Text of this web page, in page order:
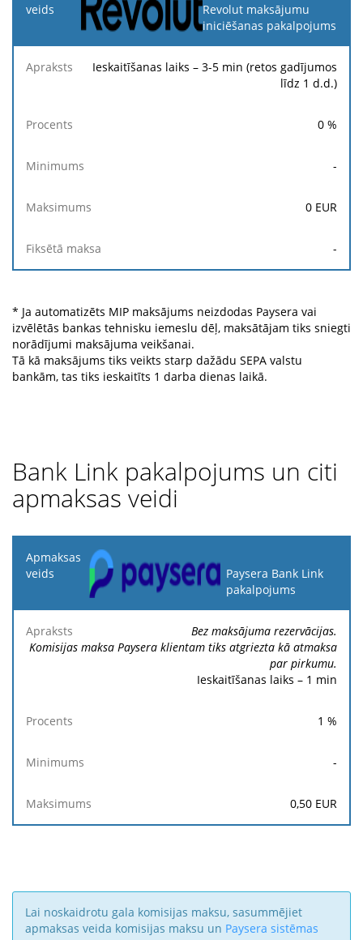
Revolut maksājumu
iniciēšanas pakalpojums
Ieskaitīšanas laiks – 3-5 min (retos gadījumos
līdz 1 d.d.)
0 %
-
0 EUR
-
* Ja automatizēts MIP maksājums neizdodas Paysera vai
izvēlētās bankas tehnisku iemeslu dēļ, maksātājam tiks sniegti
norādījumi maksājuma veikšanai.
Tā kā maksājums tiks veikts starp dažādu SEPA valstu
bankām, tas tiks ieskaitīts 1 darba dienas laikā.
Bank Link pakalpojums un citi
apmaksas veidi
Apmaksas
veids
Apraksts Procents Minimums Maksimums
Paysera Bank Link
pakalpojums
Bez maksājuma rezervācijas.
Komisijas maksa Paysera klientam tiks atgriezta kā atmaksa
par pirkumu.
Ieskaitīšanas laiks – 1 min
1 %
-
0,50 EUR
Lai noskaidrotu gala komisijas maksu, sasummējiet
apmaksas veida komisijas maksu un Paysera sistēmas